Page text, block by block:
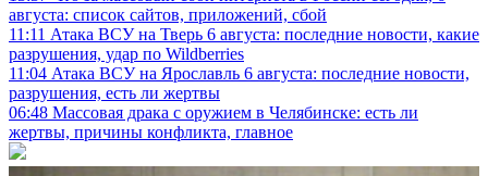
августа: список сайтов, приложений, сбой
11:11 Атака ВСУ на Тверь 6 августа: последние новости, какие
разрушения, удар по Wildberries
11:04 Атака ВСУ на Ярославль 6 августа: последние новости,
разрушения, есть ли жертвы
06:48 Массовая драка с оружием в Челябинске: есть ли
жертвы, причины конфликта, главное